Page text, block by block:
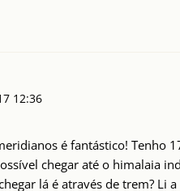
12:36
é fantástico! Tenho
chegar até o himalaia
lá é através de trem? Li